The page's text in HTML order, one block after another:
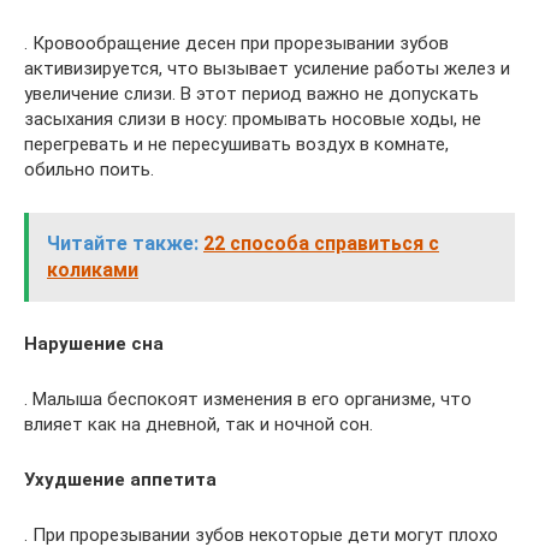
. Кровообращение десен при прорезывании зубов
активизируется, что вызывает усиление работы желез и
увеличение слизи. В этот период важно не допускать
засыхания слизи в носу: промывать носовые ходы, не
перегревать и не пересушивать воздух в комнате,
обильно поить.
Читайте также: 22 способа справиться с
коликами
Нарушение сна
. Малыша беспокоят изменения в его организме, что
влияет как на дневной, так и ночной сон.
Ухудшение аппетита
. При прорезывании зубов некоторые дети могут плохо